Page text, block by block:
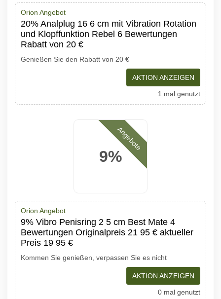
Orion Angebot
20% Analplug 16 6 cm mit Vibration Rotation
und Klopffunktion Rebel 6 Bewertungen
Rabatt von 20 €
Genießen Sie den Rabatt von 20 €
AKTION ANZEIGEN
1 mal genutzt
9%
Angebote
Orion Angebot
9% Vibro Penisring 2 5 cm Best Mate 4
Bewertungen Originalpreis 21 95 € aktueller
Preis 19 95 €
Kommen Sie genießen, verpassen Sie es nicht
AKTION ANZEIGEN
0 mal genutzt